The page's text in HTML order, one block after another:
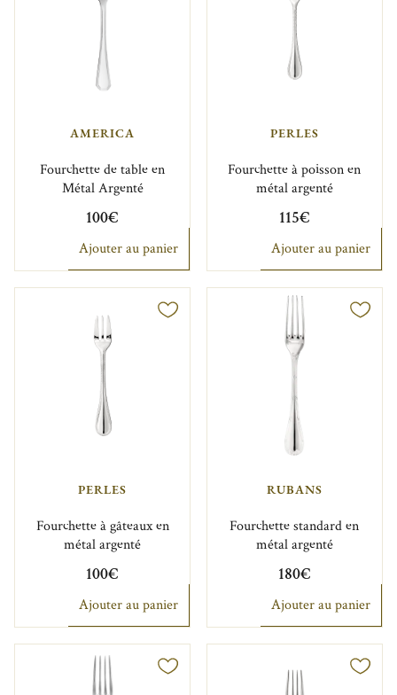
AMERICA
Fourchette de table en
Métal Argenté
100€
Ajouter au panier
PERLES
Fourchette à poisson en
métal argenté
115€
Ajouter au panier
PERLES
Fourchette à gâteaux en
métal argenté
100€
Ajouter au panier
RUBANS
Fourchette standard en
métal argenté
180€
Ajouter au panier